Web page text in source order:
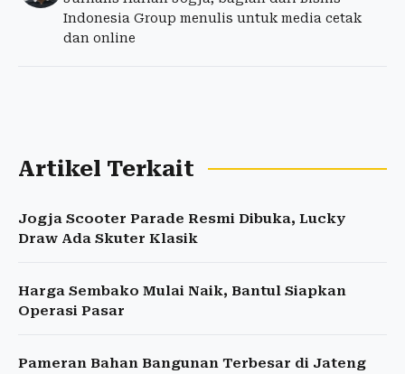
Indonesia Group menulis untuk media cetak
dan online
Artikel Terkait
Jogja Scooter Parade Resmi Dibuka, Lucky
Draw Ada Skuter Klasik
Harga Sembako Mulai Naik, Bantul Siapkan
Operasi Pasar
Pameran Bahan Bangunan Terbesar di Jateng